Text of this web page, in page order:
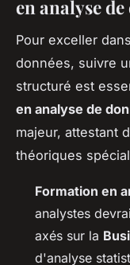
en analyse
Pour exceller
données, suivre
structuré est
en analyse de
majeur, attestant
théoriques
Formation en
analystes
axés sur la
d'analyse